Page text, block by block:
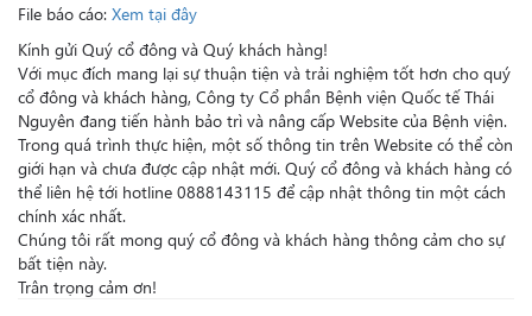
File báo cáo: Xem tại đây
Kính gửi Quý cổ đông và Quý khách hàng!
Với mục đích mang lại sự thuận tiện và trải nghiệm tốt hơn cho quý
cổ đông và khách hàng, Công ty Cổ phần Bệnh viện Quốc tế Thái
Nguyên đang tiến hành bảo trì và nâng cấp Website của Bệnh viện.
Trong quá trình thực hiện, một số thông tin trên Website có thể còn
giới hạn và chưa được cập nhật mới. Quý cổ đông và khách hàng có
thể liên hệ tới hotline 0888143115 để cập nhật thông tin một cách
chính xác nhất.
Chúng tôi rất mong quý cổ đông và khách hàng thông cảm cho sự
bất tiện này.
Trân trọng cảm ơn!